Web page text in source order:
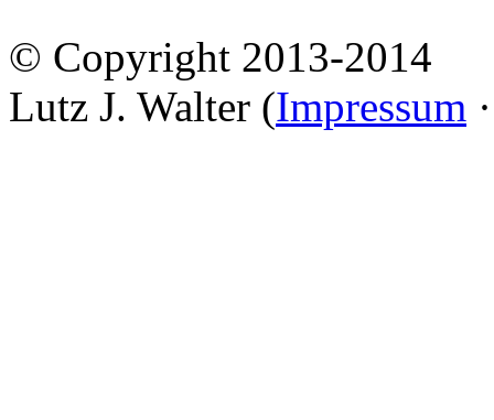
© Copyright 2013-2014
Lutz J. Walter (Impressum